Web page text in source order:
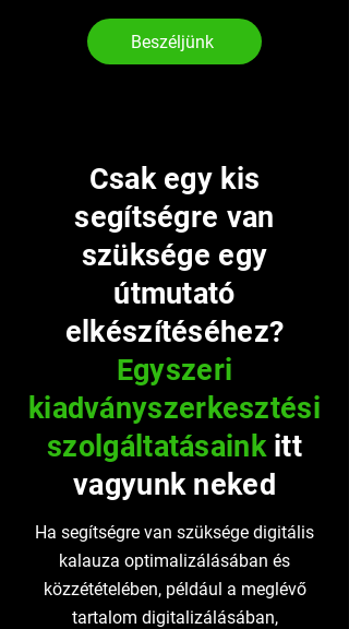
Beszéljünk
Csak egy kis
segítségre van
szüksége egy
útmutató
elkészítéséhez?
Egyszeri
kiadványszerkesztési
szolgáltatásaink itt
vagyunk neked
Ha segítségre van szüksége digitális
kalauza optimalizálásában és
közzétételében, például a meglévő
tartalom digitalizálásában,